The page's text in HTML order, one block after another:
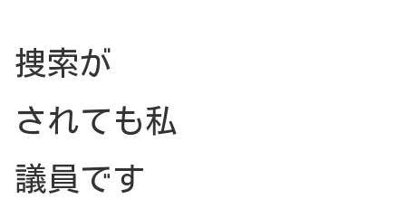
捜索が
されても私
議員です